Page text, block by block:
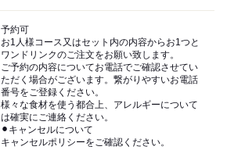
予約可
お1人様コース又はセット内の内容からお1つと
ワンドリンクのご注文をお願い致します。
ご予約の内容についてお電話でご確認させてい
ただく場合がございます。繋がりやすいお電話
番号をご登録ください。
様々な食材を使う都合上、アレルギーについて
は確実にご連絡ください。
⚫︎キャンセルについて
キャンセルポリシーをご確認ください。